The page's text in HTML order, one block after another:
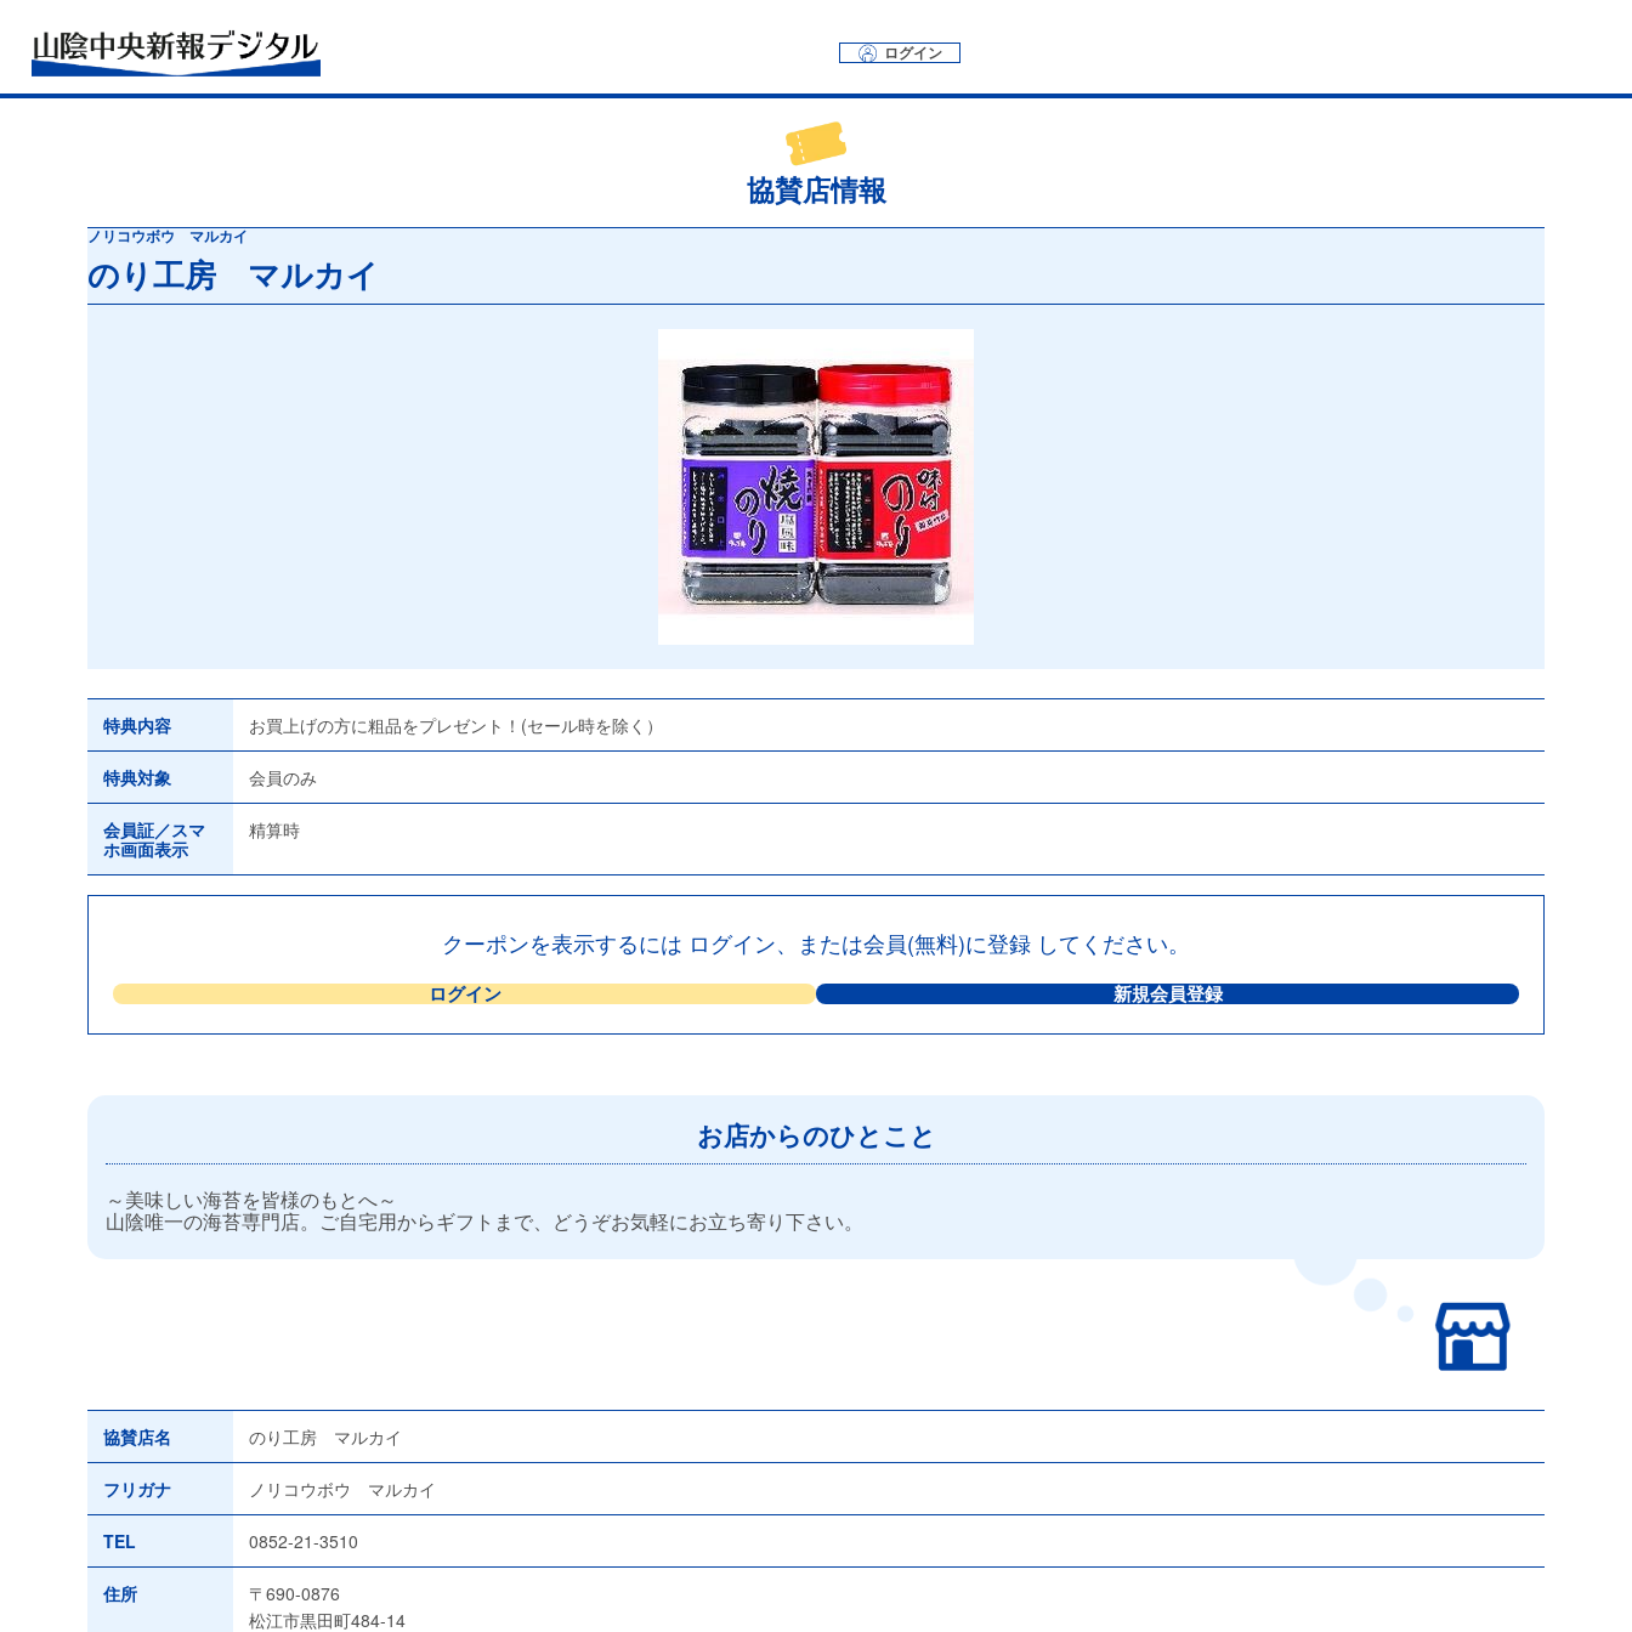
ログイン
協賛店情報
ノリコウボウ マルカイ
のり工房 マルカイ
特典内容 お買上げの方に粗品をプレゼント！(セール時を除く）
特典対象 会員のみ
会員証／スマ
ホ画面表示
精算時
クーポンを表示するには ログイン、または会員(無料)に登録 してください。
ログイン 新規会員登録
お店からのひとこと
～美味しい海苔を皆様のもとへ～
山陰唯一の海苔専門店。ご自宅用からギフトまで、どうぞお気軽にお立ち寄り下さい。
協賛店名 のり工房 マルカイ
フリガナ ノリコウボウ マルカイ
TEL 0852-21-3510
住所
〒690-0876
松江市黒田町484-14